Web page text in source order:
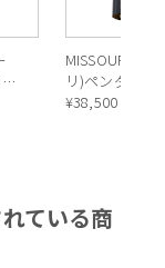
りてくるリス。
のあるしっぽ、
カリス（キタリ
指先まで本物み
MISSOURI(ミ
リ)ペンダント
ト BK
¥38,500
ている商